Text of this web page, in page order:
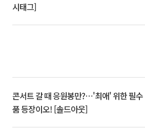
시태그]
콘서트 갈 때 응원봉만?⋯'최애' 위한 필수
품 등장이오! [솔드아웃]